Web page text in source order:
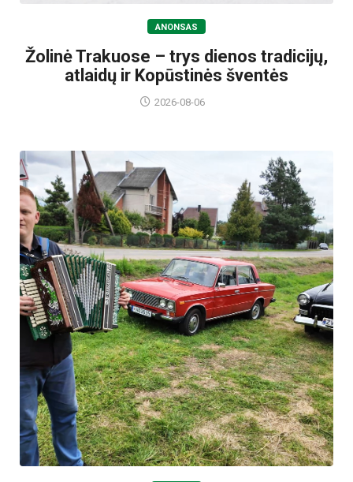
ANONSAS
Žolinė Trakuose – trys dienos tradicijų,
atlaidų ir Kopūstinės šventės
2026-08-06